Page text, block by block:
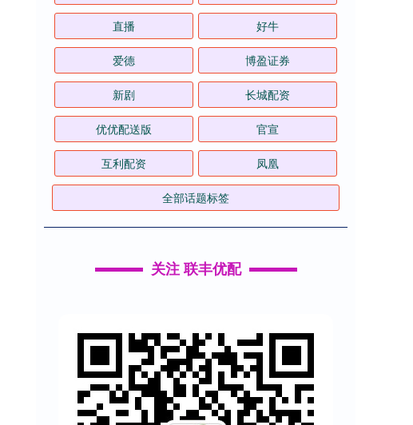
直播 好牛
爱德 博盈证券
新剧 长城配资
优优配送版 官宣
互利配资 凤凰
全部话题标签
关注 联丰优配